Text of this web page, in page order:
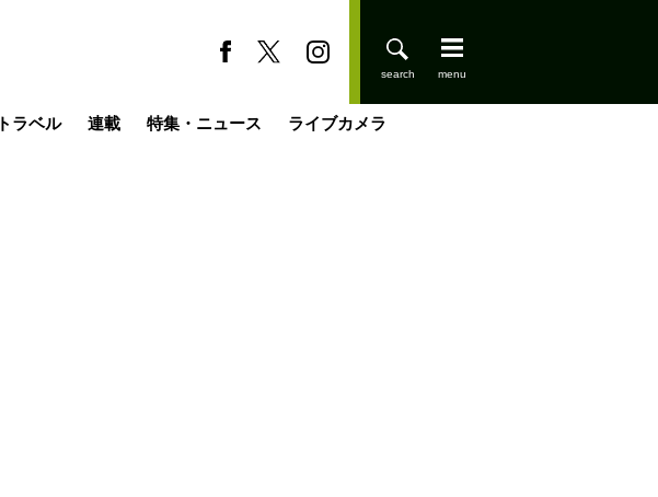
トラベル 連載 特集・ニュース ライブカメラ